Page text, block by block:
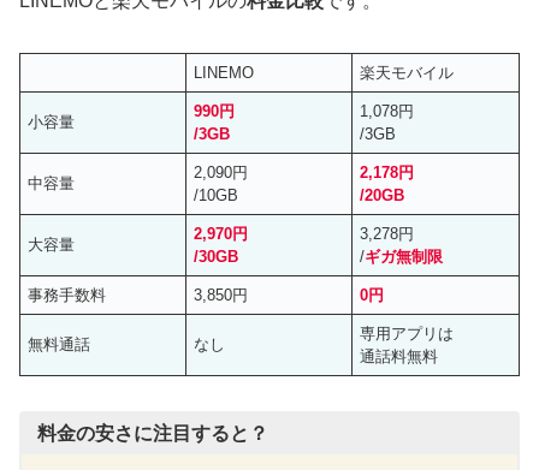
LINEMO 楽天モバイル
小容量
990円
/3GB
1,078円
/3GB
中容量
2,090円
/10GB
2,178円
/20GB
大容量
2,970円
/30GB
3,278円
/ギガ無制限
事務手数料 3,850円 0円
無料通話 なし
専用アプリは
通話料無料
料金の安さに注目すると？